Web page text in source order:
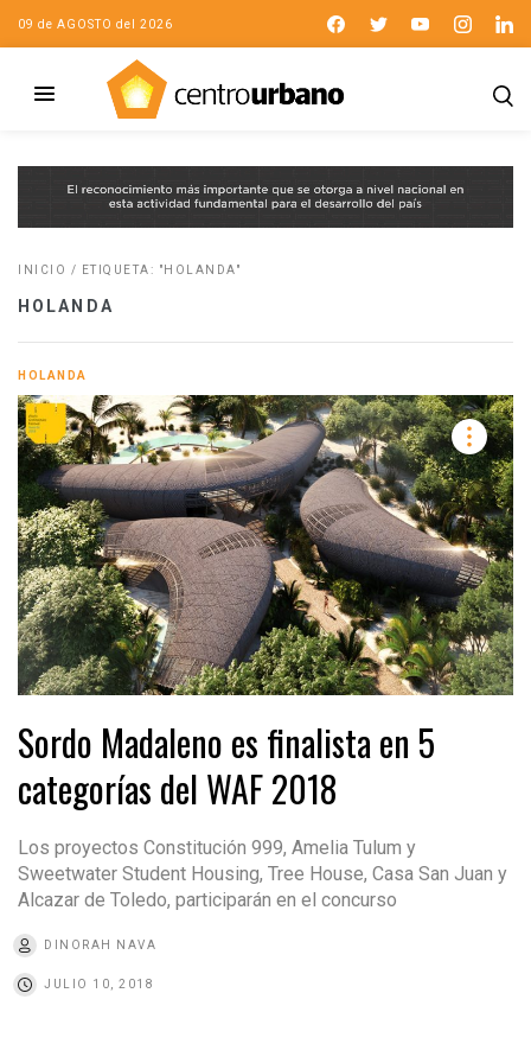
09 de AGOSTO del 2026
INICIO / ETIQUETA: "HOLANDA"
HOLANDA
HOLANDA
Sordo Madaleno es finalista en 5
categorías del WAF 2018
Los proyectos Constitución 999, Amelia Tulum y
Sweetwater Student Housing, Tree House, Casa San Juan y
Alcazar de Toledo, participarán en el concurso
DINORAH NAVA
JULIO 10, 2018